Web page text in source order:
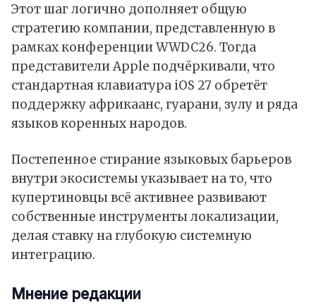
Этот шаг логично дополняет общую
стратегию компании, представленную в
рамках конференции WWDC26. Тогда
представители Apple подчёркивали, что
стандартная клавиатура iOS 27 обретёт
поддержку африкаанс, гуарани, зулу и ряда
языков коренных народов.
Постепенное стирание языковых барьеров
внутри экосистемы указывает на то, что
купертиновцы всё активнее развивают
собственные инструменты локализации,
делая ставку на глубокую системную
интеграцию.
Мнение редакции